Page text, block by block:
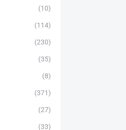
(10)
(114)
(230)
(35)
(8)
(371)
(27)
(33)